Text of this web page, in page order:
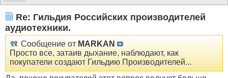
Re: Гильдия Российских производителей
аудиотехники.
Сообщение от MARKAN
Просто все, затаив дыхание, наблюдают, как
покупатели создают Гильдию Производителей...